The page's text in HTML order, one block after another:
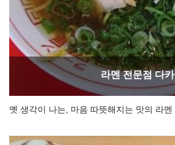
라멘 전문점 다카
옛 생각이 나는, 마음 따뜻해지는 맛의 라멘